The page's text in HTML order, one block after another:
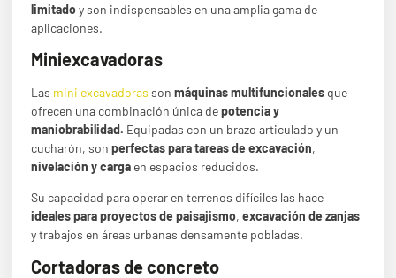
limitadoy son indispensables en una amplia gama de
aplicaciones.
Miniexcavadoras
Las mini excavadoras son máquinas multifuncionales que
ofrecen una combinación única depotencia y
maniobrabilidad. Equipadas con un brazo articulado y un
cucharón, son perfectas para tareas de excavación,
nivelación y carga en espacios reducidos.
Su capacidad para operar en terrenos difíciles las hace
ideales para proyectos de paisajismo, excavación de zanjas
y trabajos en áreas urbanas densamente pobladas.
Cortadoras de concreto